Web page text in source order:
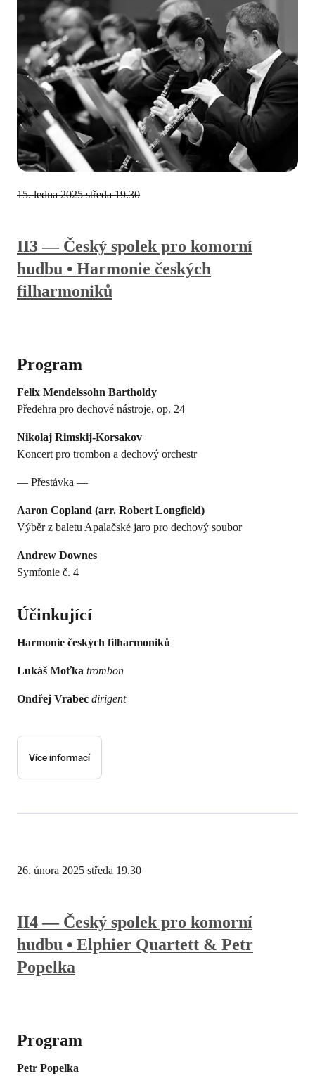
II3 — Český spolek pro komorní
hudbu • Harmonie českých
filharmoniků
Program
Felix Mendelssohn Bartholdy
Předehra pro dechové nástroje, op. 24
Nikolaj Rimskij-Korsakov
Koncert pro trombon a dechový orchestr
— Přestávka —
Aaron Copland (arr. Robert Longfield)
Výběr z baletu Apalačské jaro pro dechový soubor
Andrew Downes
Symfonie č. 4
Účinkující
Harmonie českých filharmoniků
Lukáš Moťka trombon
Ondřej Vrabec dirigent
15. ledna 2025 středa 19.30
Více informací
II4 — Český spolek pro komorní
hudbu • Elphier Quartett & Petr
Popelka
Program
Petr Popelka
26. února 2025 středa 19.30